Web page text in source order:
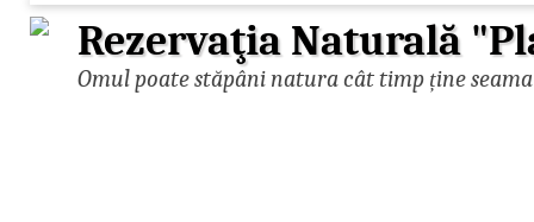
Rezervaţia Naturală
Omul poate stăpâni natura cât timp ține